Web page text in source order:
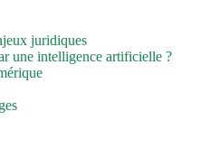
juridiques
une intelligence artificielle ?